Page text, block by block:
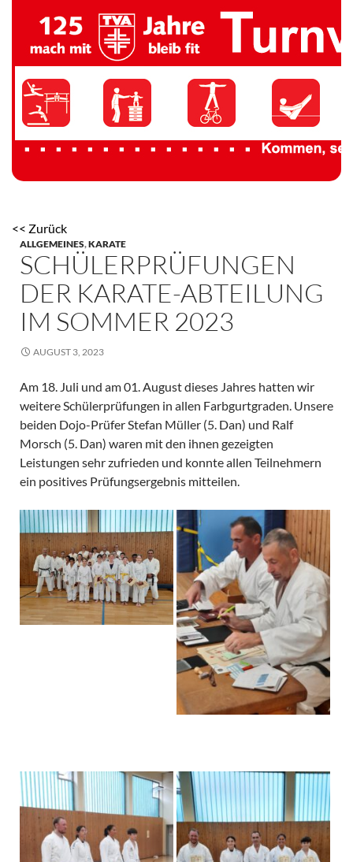
TV 1894 Auersmacher
<< Zurück
ALLGEMEINES,KARATE
SCHÜLERPRÜFUNGEN
DER KARATE-ABTEILUNG
IM SOMMER 2023
AUGUST 3, 2023
Am 18. Juli und am 01. August dieses Jahres hatten wir
weitere Schülerprüfungen in allen Farbgurtgraden. Unsere
beiden Dojo-Prüfer Stefan Müller (5. Dan) und Ralf
Morsch (5. Dan) waren mit den ihnen gezeigten
Leistungen sehr zufrieden und konnte allen Teilnehmern
ein positives Prüfungsergebnis mitteilen.